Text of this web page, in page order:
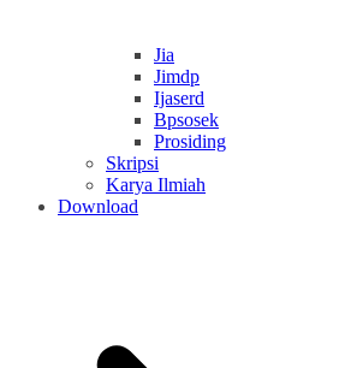
Jia
Jimdp
Ijaserd
Bpsosek
Prosiding
Skripsi
Karya Ilmiah
Download